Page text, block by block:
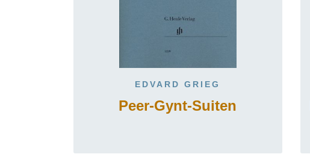
EDVARD GRIEG
Peer-Gynt-Suiten